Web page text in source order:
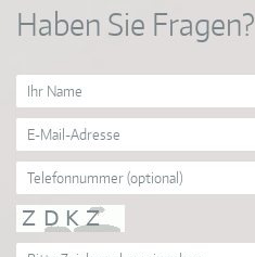
Haben Sie Fragen?